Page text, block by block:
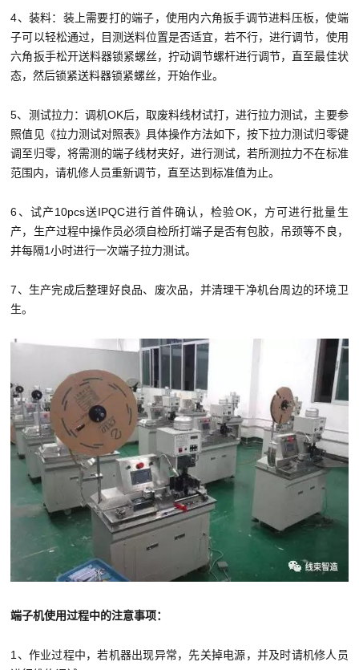
4、装料：装上需要打的端子，使用内六角扳手调节进料压板，使端
子可以轻松通过，目测送料位置是否适宜，若不行，进行调节，使用
六角扳手松开送料器锁紧螺丝，拧动调节螺杆进行调节，直至最佳状
态，然后锁紧送料器锁紧螺丝，开始作业。
5、测试拉力：调机OK后，取废料线材试打，进行拉力测试，主要参
照值见《拉力测试对照表》具体操作方法如下，按下拉力测试归零键
调至归零，将需测的端子线材夹好，进行测试，若所测拉力不在标准
范围内，请机修人员重新调节，直至达到标准值为止。
6、试产10pcs送IPQC进行首件确认，检验OK，方可进行批量生
产，生产过程中操作员必须自检所打端子是否有包胶，吊颈等不良，
并每隔1小时进行一次端子拉力测试。
7、生产完成后整理好良品、废次品，并清理干净机台周边的环境卫
生。
端子机使用过程中的注意事项：
1、作业过程中，若机器出现异常，先关掉电源，并及时请机修人员